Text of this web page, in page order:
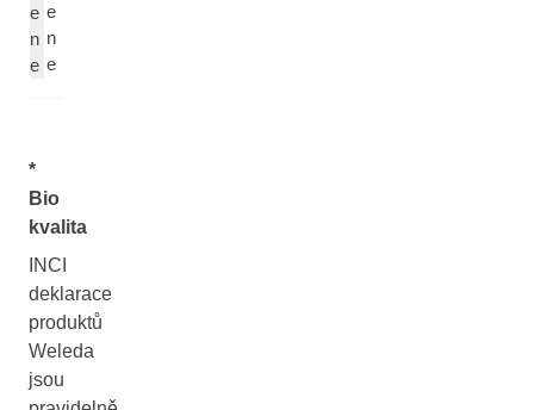
e
n
e
e
n
e
*
Bio
kvalita
INCI
deklarace
produktů
Weleda
jsou